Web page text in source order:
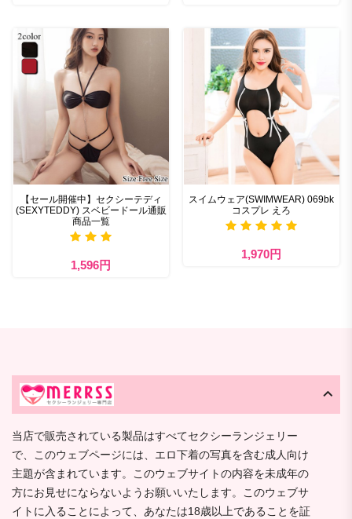
【セール開催中】セクシーテディ
(SEXYTEDDY) スベビードール通販
商品一覧
1,596円
スイムウェア(SWIMWEAR) 069bk
コスプレ えろ
1,970円
当店で販売されている製品はすべてセクシーランジェリー
で、このウェブページには、エロ下着の写真を含む成人向け
主題が含まれています。このウェブサイトの内容を未成年の
方にお見せにならないようお願いいたします。このウェブサ
イトに入ることによって、あなたは18歳以上であることを証